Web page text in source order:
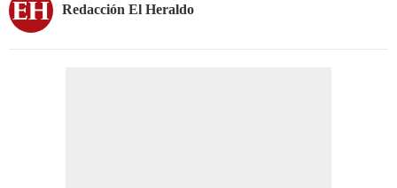
Redacción El Heraldo